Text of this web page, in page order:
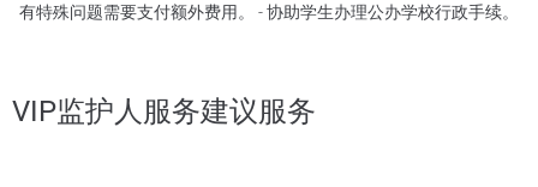
有特殊问题需要支付额外费用。 - 协助学生办理公办学校行政手续。
VIP监护人服务建议服务​